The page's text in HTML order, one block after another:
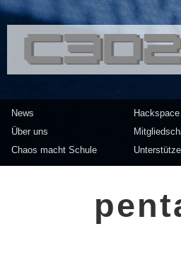
<<</>> Chaos
News
Über uns
Chaos macht Schule
Hackspace